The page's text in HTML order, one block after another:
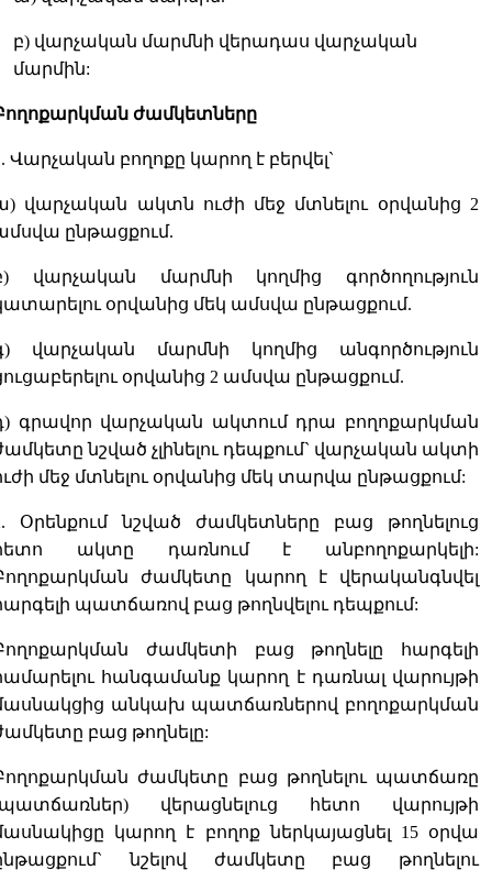
բ) վարչական մարմնի վերադաս վարչական
մարմին:
ժամկետները
Վարչական բողոքը կարող է բերվել`
վարչական ակտն ուժի մեջ մտնելու օրվանից 2
ընթացքում.
վարչական մարմնի կողմից գործողություն
օրվանից մեկ ամսվա ընթացքում.
վարչական մարմնի կողմից անգործություն
օրվանից 2 ամսվա ընթացքում.
գրավոր վարչական ակտում դրա բողոքարկման
նշված չլինելու դեպքում` վարչական ակտի
մեջ մտնելու օրվանից մեկ տարվա ընթացքում:
Օրենքում նշված ժամկետները բաց թողնելուց
ակտը դառնում է անբողոքարկելի:
ժամկետը կարող է վերականգնվել
պատճառով բաց թողնվելու դեպքում:
ժամկետի բաց թողնելը հարգելի
հանգամանք կարող է դառնալ վարույթի
անկախ պատճառներով բողոքարկման
բաց թողնելը:
ժամկետը բաց թողնելու պատճառը
վերացնելուց հետո վարույթի
կարող է բողոք ներկայացնել 15 օրվա
նշելով ժամկետը բաց թողնելու